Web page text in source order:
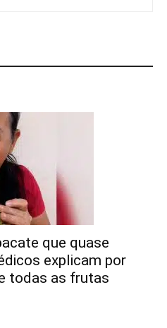
que quase
explicam por
todas as frutas